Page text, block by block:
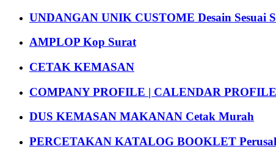
UNDANGAN UNIK CUSTOME Desain Sesuai
AMPLOP Kop Surat
CETAK KEMASAN
COMPANY PROFILE | CALENDAR
DUS KEMASAN MAKANAN Cetak Murah
PERCETAKAN KATALOG BOOKLET